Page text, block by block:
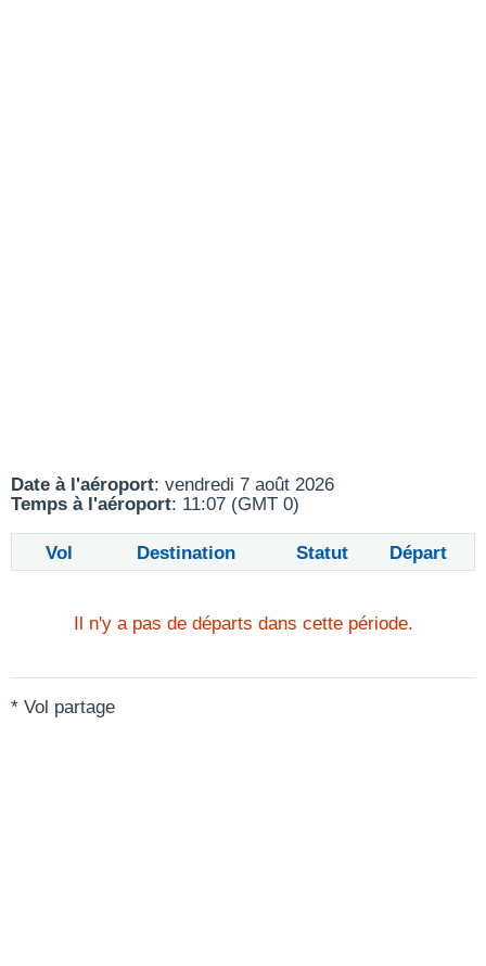
Date à l'aéroport: vendredi 7 août 2026
Temps à l'aéroport: 11:07 (GMT 0)
Vol Destination Statut Départ
Il n'y a pas de départs dans cette période.
* Vol partage